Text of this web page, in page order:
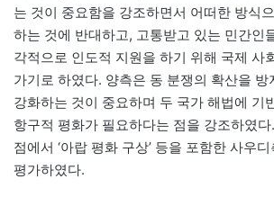
는 것이 중요함을 강조하면서 어떠한 방식
하는 것에 반대하고, 고통받고 있는 민간인
각적으로 인도적 지원을 하기 위해 국제 사
가기로 하였다. 양측은 동 분쟁의 확산을 방
강화하는 것이 중요하며 두 국가 해법에 기
항구적 평화가 필요하다는 점을 강조하였
점에서 ‘아랍 평화 구상’ 등을 포함한 사우
평가하였다.